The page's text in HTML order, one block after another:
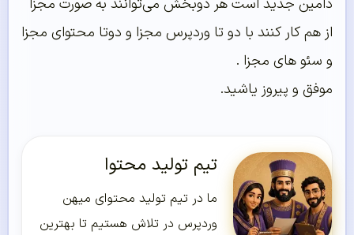
از هم کار کنند با دو تا وردپرس مجزا و دوتا محتوای مجزا
و سئو های مجزا .
موفق و پیروز یاشید.
تیم تولید محتوا
ما در تیم تولید محتوای میهن
وردپرس در تلاش هستیم تا بهترین